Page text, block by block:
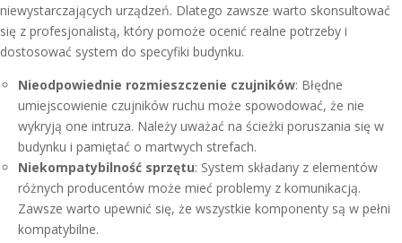
niewystarczających urządzeń. Dlatego zawsze warto skonsultować
się z profesjonalistą, który pomoże ocenić realne potrzeby i
dostosować system do specyfiki budynku.
Nieodpowiednie rozmieszczenie czujników: Błędne
umiejscowienie czujników ruchu może spowodować, że nie
wykryją one intruza. Należy uważać na ścieżki poruszania się w
budynku i pamiętać o martwych strefach.
Niekompatybilność sprzętu: System składany z elementów
różnych producentów może mieć problemy z komunikacją.
Zawsze warto upewnić się, że wszystkie komponenty są w pełni
kompatybilne.